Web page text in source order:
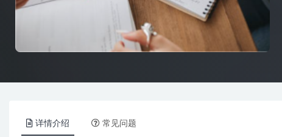
详情介绍 常见问题